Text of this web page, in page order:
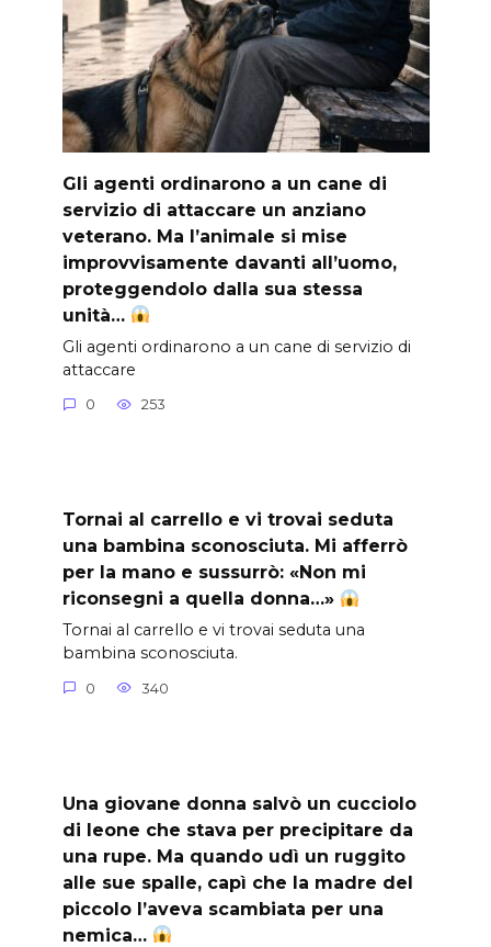
Gli agenti ordinarono a un cane di
servizio di attaccare un anziano
veterano. Ma l’animale si mise
improvvisamente davanti all’uomo,
proteggendolo dalla sua stessa
unità…
Gli agenti ordinarono a un cane di servizio di
attaccare
0 253
Tornai al carrello e vi trovai seduta
una bambina sconosciuta. Mi afferrò
per la mano e sussurrò: «Non mi
riconsegni a quella donna…»
Tornai al carrello e vi trovai seduta una
bambina sconosciuta.
0 340
Una giovane donna salvò un cucciolo
di leone che stava per precipitare da
una rupe. Ma quando udì un ruggito
alle sue spalle, capì che la madre del
piccolo l’aveva scambiata per una
nemica…